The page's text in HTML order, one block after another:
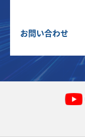
お問い合わせ